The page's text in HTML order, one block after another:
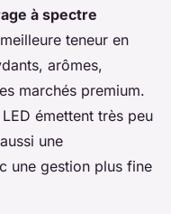
à spectre
teneur en
arômes,
marchés premium.
émettent très peu
une
une gestion plus fine